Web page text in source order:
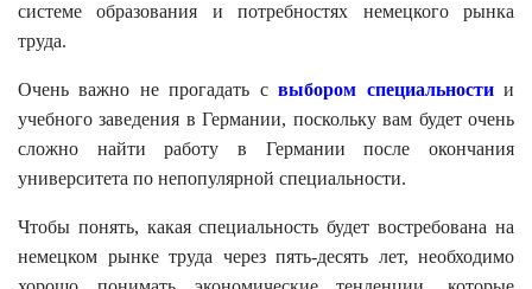
системе образования и потребностях немецкого рынка
труда.
Очень важно не прогадать свыбором специальностии
учебного заведения в Германии, поскольку вам будет очень
сложно найти работу в Германии после окончания
университета по непопулярной специальности.
Чтобы понять, какая специальность будет востребована на
немецком рынке труда через пять-десять лет, необходимо